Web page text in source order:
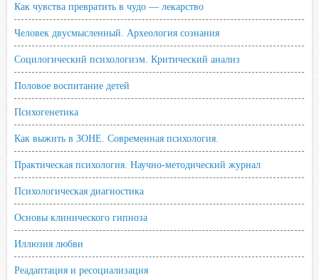
Как чувства превратить в чудо — лекарство
Человек двусмысленный. Археология сознания
Социлогический психологизм. Критический анализ
Половое воспитание детей
Психогенетика
Как выжить в ЗОНЕ. Современная психология.
Практическая психология. Научно-методический журнал
Психологическая диагностика
Основы клинического гипноза
Иллюзия любви
Реадаптация и ресоциализация